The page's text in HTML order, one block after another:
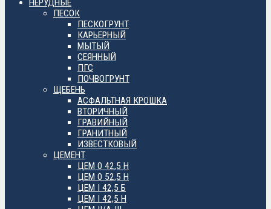
ПЕСОК
ПЕСКОГРУНТ
КАРЬЕРНЫЙ
МЫТЫЙ
СЕЯННЫЙ
ПГС
ПОЧВОГРУНТ
ЩЕБЕНЬ
АСФАЛЬТНАЯ КРОШКА
ВТОРИЧНЫЙ
ГРАВИЙНЫЙ
ГРАНИТНЫЙ
ИЗВЕСТКОВЫЙ
ЦЕМЕНТ
ЦЕМ 0 42,5 Н
ЦЕМ 0 52,5 Н
ЦЕМ I 42,5 Б
ЦЕМ I 42,5 Н